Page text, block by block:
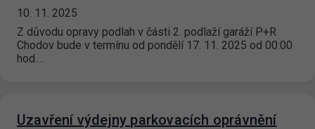
10. 11. 2025
Z důvodu opravy podlah v části 2. podlaží garáží P+R
Chodov bude v termínu od pondělí 17. 11. 2025 od 00:00
hod.…
Uzavření výdejny parkovacích oprávnění